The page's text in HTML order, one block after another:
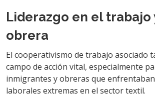
Liderazgo en el trabajo
obrera
El cooperativismo de trabajo asociado
campo de acción vital, especialmente
inmigrantes y obreras que
laborales extremas en el sector textil.